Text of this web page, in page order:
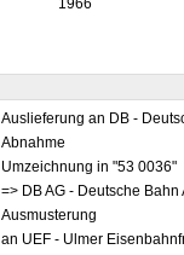
1966
Auslieferung an DB -
Abnahme
Umzeichnung in "53 0036"
=> DB AG - Deutsche
Ausmusterung
an UEF - Ulmer